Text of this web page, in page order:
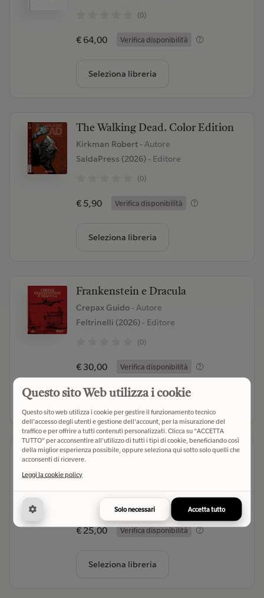
(0)
€ 64,00 Verifica disponibilità
Seleziona libreria
The Walking Dead. Color Edition
Kirkman Robert - Autore
SaldaPress (2026)- Editore
(0)
€ 5,90 Verifica disponibilità
Seleziona libreria
Frankenstein e Dracula
Crepax Guido - Autore
Feltrinelli (2026)- Editore
(0)
€ 30,00 Verifica disponibilità
Seleziona libreria
Anima rossa. Blacksad. Nuova ediz.
Díaz Canales Juan;Guarnido Juanjo
€ 25,00 Verifica disponibilità
Seleziona libreria
Questo sito Web utilizza i cookie
Questo sito web utilizza i cookie per gestire il funzionamento tecnico
dell'accesso degli utenti e gestione dell'account, per la misurazione del
traffico e per offrire a tutti contenuti personalizzati. Clicca su "ACCETTA
TUTTO" per acconsentire all'utilizzo di tutti i tipi di cookie, beneficiando così
della miglior esperienza possibile, oppure seleziona qui sotto solo quelli che
acconsenti di ricevere.
Leggi la cookie policy
Solo necessari Accetta tutto